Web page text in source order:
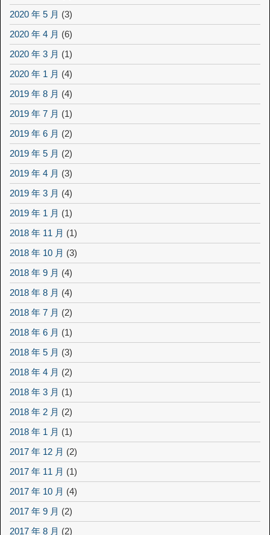
2020 年 5 月 (3)
2020 年 4 月 (6)
2020 年 3 月 (1)
2020 年 1 月 (4)
2019 年 8 月 (4)
2019 年 7 月 (1)
2019 年 6 月 (2)
2019 年 5 月 (2)
2019 年 4 月 (3)
2019 年 3 月 (4)
2019 年 1 月 (1)
2018 年 11 月 (1)
2018 年 10 月 (3)
2018 年 9 月 (4)
2018 年 8 月 (4)
2018 年 7 月 (2)
2018 年 6 月 (1)
2018 年 5 月 (3)
2018 年 4 月 (2)
2018 年 3 月 (1)
2018 年 2 月 (2)
2018 年 1 月 (1)
2017 年 12 月 (2)
2017 年 11 月 (1)
2017 年 10 月 (4)
2017 年 9 月 (2)
2017 年 8 月 (2)